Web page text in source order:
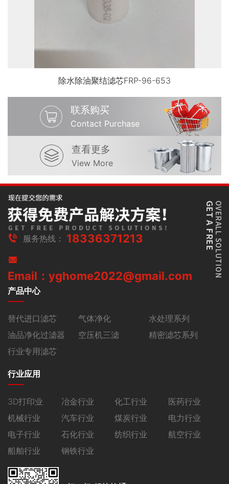
除水除油聚结滤芯FRP-96-653
联系购买
Contact Purchase
查看更多
View More
服务热线： 18336371213
Email：yghome2022@gmail.com
产品中心
替代进口滤芯 气体净化
水处理系列
油品净化过滤器
空压机三滤
精密滤芯系列
行业专用滤芯
行业应用
3D打印业 冶金行业 化工行业
医药行业
机械行业
汽车行业 煤炭行业
电力行业
电子行业
石化行业 纺织行业
航空行业
船舶行业
钢铁行业